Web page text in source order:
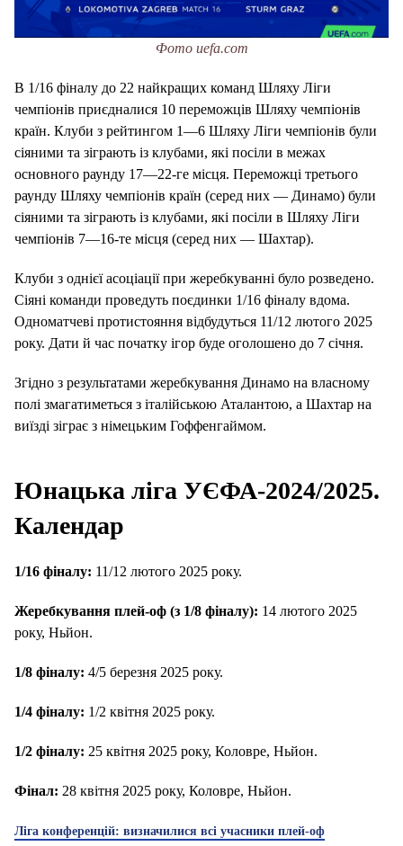
Фото uefa.com
В 1/16 фіналу до 22 найкращих команд Шляху Ліги
чемпіонів приєдналися 10 переможців Шляху чемпіонів
країн. Клуби з рейтингом 1—6 Шляху Ліги чемпіонів були
сіяними та зіграють із клубами, які посіли в межах
основного раунду 17—22-ге місця. Переможці третього
раунду Шляху чемпіонів країн (серед них — Динамо) були
сіяними та зіграють із клубами, які посіли в Шляху Ліги
чемпіонів 7—16-те місця (серед них — Шахтар).
Клуби з однієї асоціації при жеребкуванні було розведено.
Сіяні команди проведуть поєдинки 1/16 фіналу вдома.
Одноматчеві протистояння відбудуться 11/12 лютого 2025
року. Дати й час початку ігор буде оголошено до 7 січня.
Згідно з результатами жеребкування Динамо на власному
полі змагатиметься з італійською Аталантою, а Шахтар на
виїзді зіграє з німецьким Гоффенгаймом.
Юнацька ліга УЄФА-2024/2025.
Календар
1/16 фіналу: 11/12 лютого 2025 року.
Жеребкування плей-оф (з 1/8 фіналу): 14 лютого 2025
року, Ньйон.
1/8 фіналу: 4/5 ​​березня 2025 року.
1/4 фіналу: 1/2 квітня 2025 року.
1/2 фіналу: 25 квітня 2025 року, Коловре, Ньйон.
Фінал: 28 квітня 2025 року, Коловре, Ньйон.
Ліга конференцій: визначилися всі учасники плей-оф